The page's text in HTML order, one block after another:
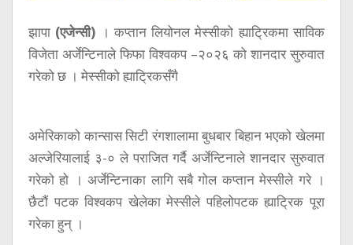
झापा (एजेन्सी) । कप्तान लियोनल मेस्सीको ह्याट्रिकमा साविक
विजेता अर्जेन्टिनाले फिफा विश्वकप –२०२६ को शानदार सुरुवात
गरेको छ । मेस्सीको ह्याट्रिकसँगै
अमेरिकाको कान्सास सिटी रंगशालामा बुधबार बिहान भएको खेलमा
अल्जेरियालाई ३-० ले पराजित गर्दै अर्जेन्टिनाले शानदार सुरुवात
गरेको हो । अर्जेन्टिनाका लागि सबै गोल कप्तान मेस्सीले गरे ।
छैटौं पटक विश्वकप खेलेका मेस्सीले पहिलोपटक ह्याट्रिक पूरा
गरेका हुन् ।